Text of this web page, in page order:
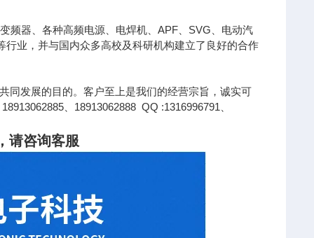
频器、各种高频电源、电焊机、APF、SVG、电动汽
业，并与国内众多高校及科研机构建立了良好的合作
同发展的目的。客户至上是我们的经营宗旨，诚实可
、18913062888 QQ :1316996791、
请咨询客服